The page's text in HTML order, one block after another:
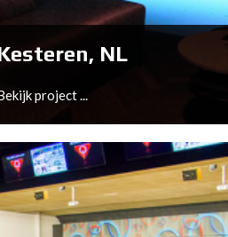
NL
project ...